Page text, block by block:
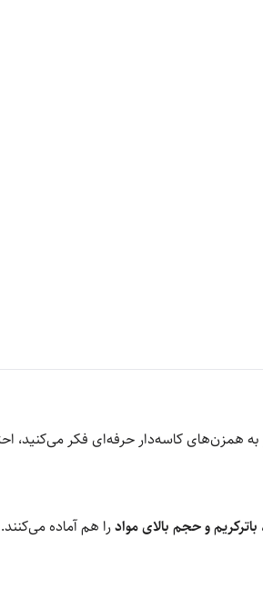
همزن‌های کاسه‌دار حرفه‌ای فکر می‌کنید،
و حجم بالای موادرا هم آماده